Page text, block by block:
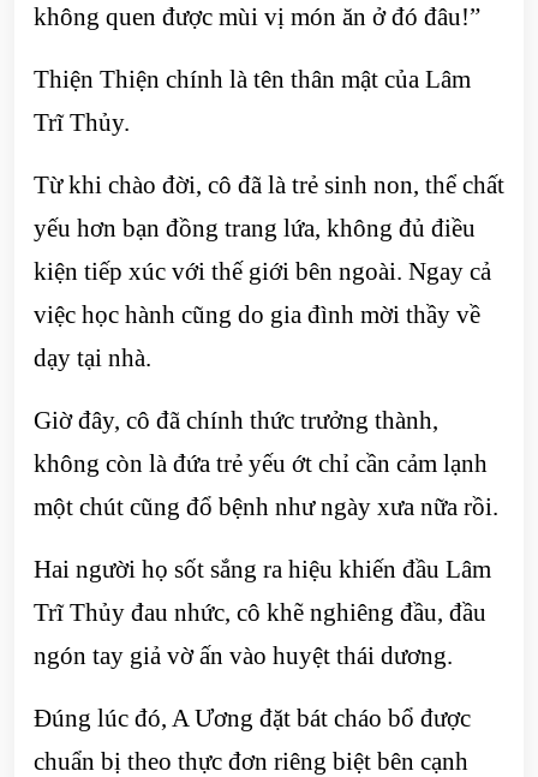
không quen được mùi vị món ăn ở đó đâu!”
Thiện Thiện chính là tên thân mật của Lâm
Trĩ Thủy.
Từ khi chào đời, cô đã là trẻ sinh non, thể chất
yếu hơn bạn đồng trang lứa, không đủ điều
kiện tiếp xúc với thế giới bên ngoài. Ngay cả
việc học hành cũng do gia đình mời thầy về
dạy tại nhà.
Giờ đây, cô đã chính thức trưởng thành,
không còn là đứa trẻ yếu ớt chỉ cần cảm lạnh
một chút cũng đổ bệnh như ngày xưa nữa rồi.
Hai người họ sốt sắng ra hiệu khiến đầu Lâm
Trĩ Thủy đau nhức, cô khẽ nghiêng đầu, đầu
ngón tay giả vờ ấn vào huyệt thái dương.
Đúng lúc đó, A Ương đặt bát cháo bổ được
chuẩn bị theo thực đơn riêng biệt bên cạnh